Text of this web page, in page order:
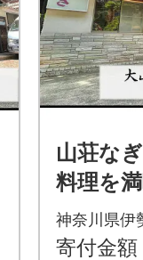
山荘な
料理を
券 [0245]
神奈川県伊
寄付金額